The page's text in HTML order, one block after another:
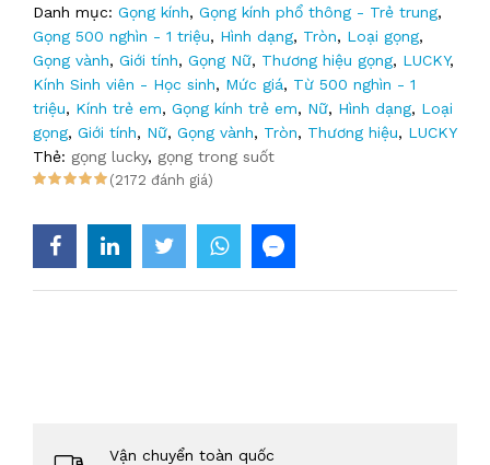
Danh mục: Gọng kính, Gọng kính phổ thông - Trẻ trung,
Gọng 500 nghìn - 1 triệu, Hình dạng, Tròn, Loại gọng,
Gọng vành, Giới tính, Gọng Nữ, Thương hiệu gọng, LUCKY,
Kính Sinh viên - Học sinh, Mức giá, Từ 500 nghìn - 1
triệu, Kính trẻ em, Gọng kính trẻ em, Nữ, Hình dạng, Loại
gọng, Giới tính, Nữ, Gọng vành, Tròn, Thương hiệu, LUCKY
Thẻ: gọng lucky, gọng trong suốt
(2172 đánh giá)
Vận chuyển toàn quốc